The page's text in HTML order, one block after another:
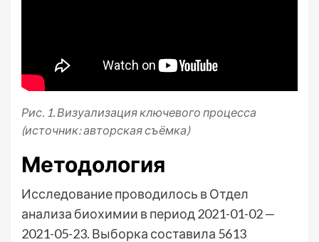
Рис. 1. Визуализация ключевого процесса
(источник: авторская съёмка)
Методология
Исследование проводилось в Отдел
анализа биохимии в период 2021-01-02 —
2021-05-23. Выборка составила 5613